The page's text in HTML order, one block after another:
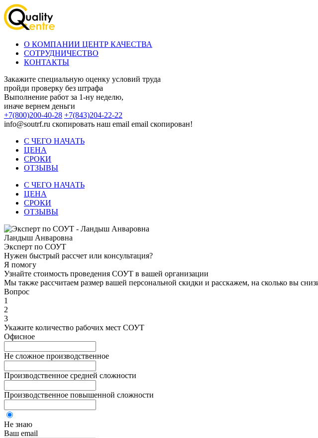
О КОМПАНИИ ЦЕНТР КАЧЕСТВА
СОТРУДНИЧЕСТВО
КОНТАКТЫ
Закажите специальную оценку условий труда
пройди проверку без штрафа
Выполнение работ за 1-ну неделю,
иначе вернем деньги
+7(800)200-40-28 +7(843)204-22-22
info@soutrf.ru скопировать наш email email скопирован!
С ЧЕГО НАЧАТЬ
ЦЕНА
СРОКИ
ОТЗЫВЫ
С ЧЕГО НАЧАТЬ
ЦЕНА
СРОКИ
ОТЗЫВЫ
Ландыш Анваровна
Эксперт по СОУТ
Нужен быстрый рассчет или консультация?
Я помогу
Узнайте стоимость проведения СОУТ в вашей организации
Мы также рассчитаем размер вашей персональной скидки и расскажем, на сколько вы
Вопрос
1
2
3
Укажите количество рабочих мест СОУТ
Офисное
Не сложное производственное
Производственное средней сложности
Производственное повышенной сложности
Не знаю
Ваш email